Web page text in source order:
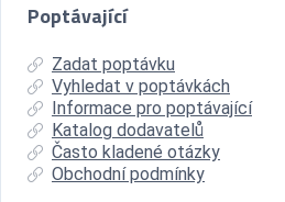
Poptávající
Zadat poptávku
Vyhledat v poptávkách
Informace pro poptávající
Katalog dodavatelů
Často kladené otázky
Obchodní podmínky